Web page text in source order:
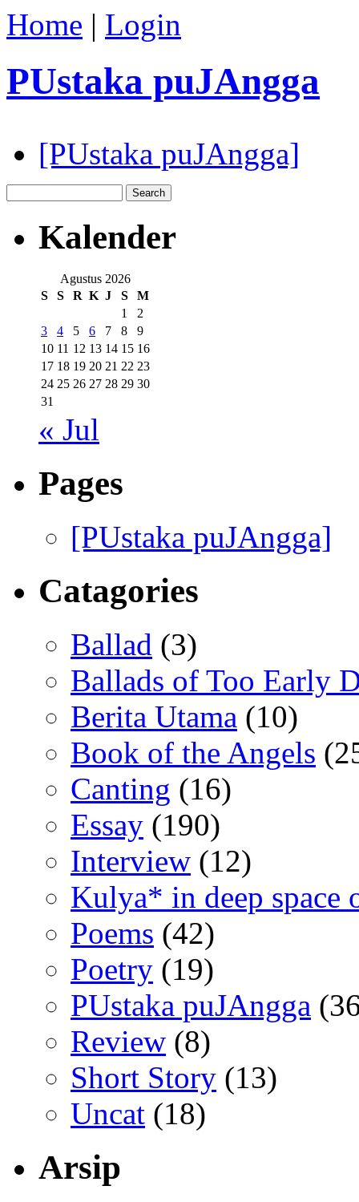
Home | Login
PUstaka puJAngga
[PUstaka puJAngga]
Kalender
Agustus 2026
S
S R K J S
M
1
2
3
4 5 6 7 8
9
10 11 12 13 14 15 16
17 18 19 20 21 22 23
24 25 26 27 28 29 30
31
« Jul
Pages
[PUstaka puJAngga]
Catagories
Ballad (3)
Ballads of Too Early
Berita Utama (10)
Book of the Angels
Canting (16)
Essay (190)
Interview (12)
Kulya* in deep space
Poems (42)
Poetry (19)
PUstaka puJAngga
Review (8)
Short Story (13)
Uncat (18)
Arsip